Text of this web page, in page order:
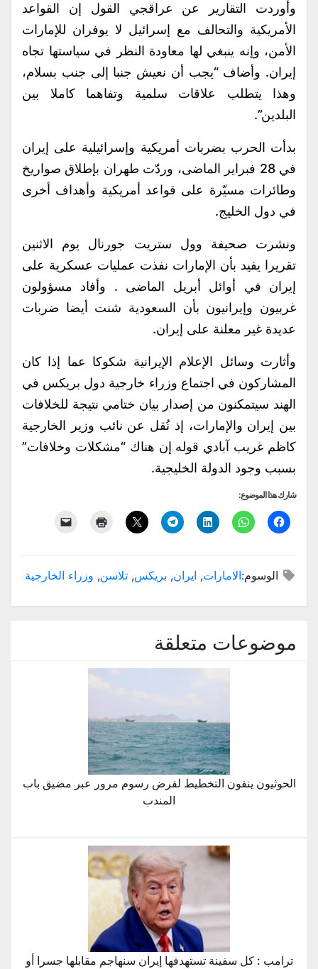
وأوردت التقارير عن عراقجي القول إن القواعد
الأمريكية والتحالف مع إسرائيل لا يوفران للإمارات
الأمن، وإنه ينبغي لها معاودة النظر في سياستها تجاه
إيران. وأضاف “يجب أن نعيش جنبا إلى جنب بسلام،
وهذا يتطلب علاقات سلمية وتفاهما كاملا بين
البلدين”.
بدأت الحرب بضربات أمريكية وإسرائيلية على إيران
في 28 فبراير الماضى، وردّت طهران بإطلاق صواريخ
وطائرات مسيّرة على قواعد أمريكية وأهداف أخرى
في دول الخليج.
ونشرت صحيفة وول ستريت جورنال يوم الاثنين
تقريرا يفيد بأن الإمارات نفذت عمليات عسكرية على
إيران في أوائل أبريل الماضى . وأفاد مسؤولون
غربيون وإيرانيون بأن السعودية شنت أيضا ضربات
عديدة غير معلنة على إيران.
وأثارت وسائل الإعلام الإيرانية شكوكا عما إذا كان
المشاركون في اجتماع وزراء خارجية دول بريكس في
الهند سيتمكنون من إصدار بيان ختامي نتيجة للخلافات
بين إيران والإمارات، إذ نُقل عن نائب وزير الخارجية
كاظم غريب آبادي قوله إن هناك “مشكلات وخلافات”
بسبب وجود الدولة الخليجية.
شارك هذا الموضوع:
الوسوم:الامارات, ايران, بريكس, تلاسن, وزراء الخارجية
موضوعات متعلقة
الحوثيون ينفون التخطيط لفرض رسوم مرور عبر مضيق باب
المندب
ترامب : كل سفينة تستهدفها إيران سنهاجم مقابلها جسرا أو